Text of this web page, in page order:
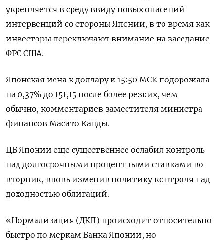
укрепляется в среду ввиду новых опасений
интервенций со стороны Японии, в то время как
инвесторы переключают внимание на заседание
ФРС США.
Японская иена к доллару к 15:50 МСК подорожала
на 0,37%​ до 151,15 после более резких, чем
обычно, комментариев заместителя министра
финансов Масато Канды.
ЦБ Японии еще существеннее ослабил контроль
над долгосрочными процентными ставками во
вторник, вновь изменив политику контроля над
доходностью облигаций.
«Нормализация (ДКП) происходит относительно
быстро по меркам Банка Японии, но